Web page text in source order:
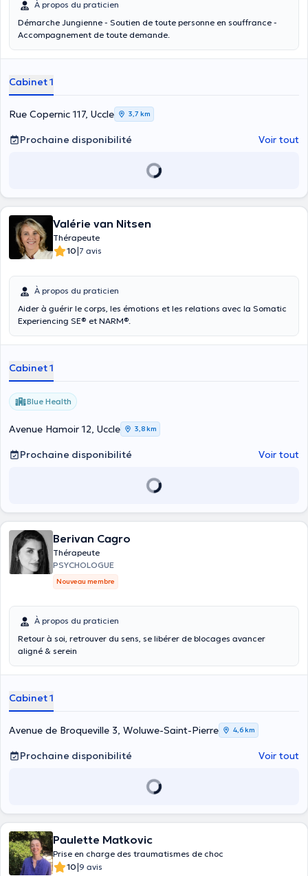
À propos du praticien
Démarche Jungienne - Soutien de toute personne en souffrance -
Accompagnement de toute demande.
Cabinet 1
Rue Copernic 117, Uccle 3,7 km
Prochaine disponibilité Voir tout
Valérie van Nitsen
Thérapeute
10|7 avis
À propos du praticien
Aider à guérir le corps, les émotions et les relations avec la Somatic
Experiencing SE® et NARM®.
Cabinet 1
Blue Health
Avenue Hamoir 12, Uccle 3,8 km
Prochaine disponibilité Voir tout
Berivan Cagro
Thérapeute
PSYCHOLOGUE
Nouveau membre
À propos du praticien
Retour à soi, retrouver du sens, se libérer de blocages avancer
aligné & serein
Cabinet 1
Avenue de Broqueville 3, Woluwe-Saint-Pierre 4,6 km
Prochaine disponibilité Voir tout
Paulette Matkovic
Prise en charge des traumatismes de choc
10|9 avis